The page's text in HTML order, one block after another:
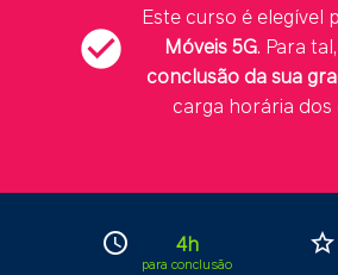
check_circle
Este curso é elegível
Móveis 5G. Para
conclusão da sua
carga horária
access_time 4h
para conclusão
star_border